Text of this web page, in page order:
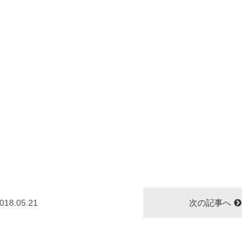
次の記事へ